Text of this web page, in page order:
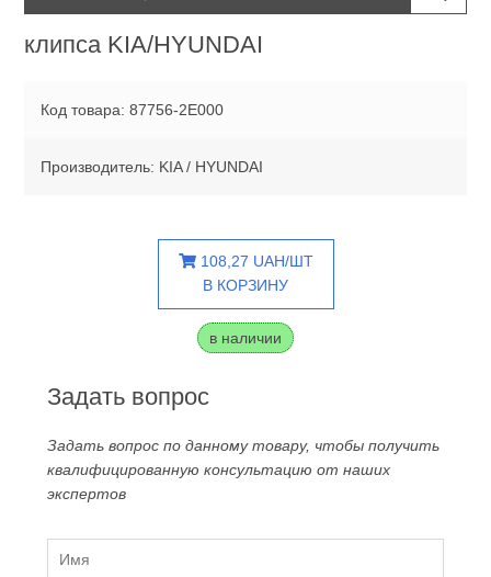
клипса KIA/HYUNDAI
Код товара: 87756-2E000
Производитель: KIA / HYUNDAI
108,27 UAH/ШТ
В КОРЗИНУ
в наличии
Задать вопрос
Задать вопрос по данному товару, чтобы получить
квалифицированную консультацию от наших
экспертов